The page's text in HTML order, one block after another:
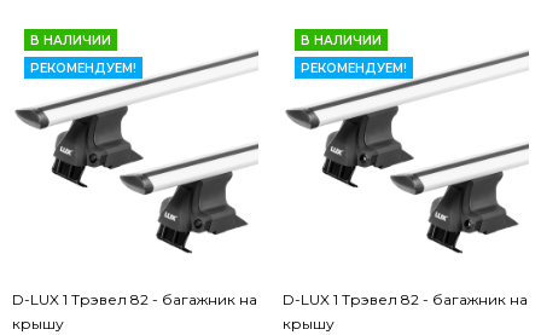
В НАЛИЧИИ
РЕКОМЕНДУЕМ!
D-LUX 1 Трэвел 82 - багажник на
крышу
В НАЛИЧИИ
РЕКОМЕНДУЕМ!
D-LUX 1 Трэвел 82 - багажник на
крышу